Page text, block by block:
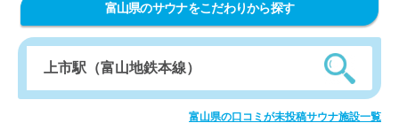
富山県のサウナをこだわりから探す
富山県の口コミが未投稿サウナ施設一覧